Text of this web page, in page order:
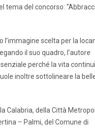
tema del concorso:
l’immagine scelta per la
il suo quadro, l’autore
perché la vita continui
inoltre sottolineare la
Calabria, della Città
– Palmi, del Comune di